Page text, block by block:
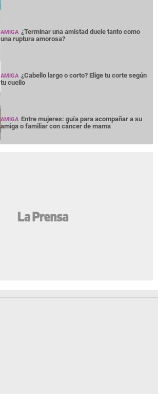
AMIGA ¿Terminar una amistad duele tanto como
una ruptura amorosa?
AMIGA ¿Cabello largo o corto? Elige tu corte según
tu cuello
AMIGA Entre mujeres: guía para acompañar a su
amiga o familiar con cáncer de mama